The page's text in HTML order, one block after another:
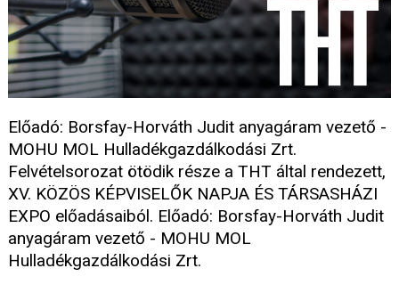
Előadó: Borsfay-Horváth Judit anyagáram vezető -
MOHU MOL Hulladékgazdálkodási Zrt.
Felvételsorozat ötödik része a THT által rendezett,
XV. KÖZÖS KÉPVISELŐK NAPJA ÉS TÁRSASHÁZI
EXPO előadásaiból. Előadó: Borsfay-Horváth Judit
anyagáram vezető - MOHU MOL
Hulladékgazdálkodási Zrt.